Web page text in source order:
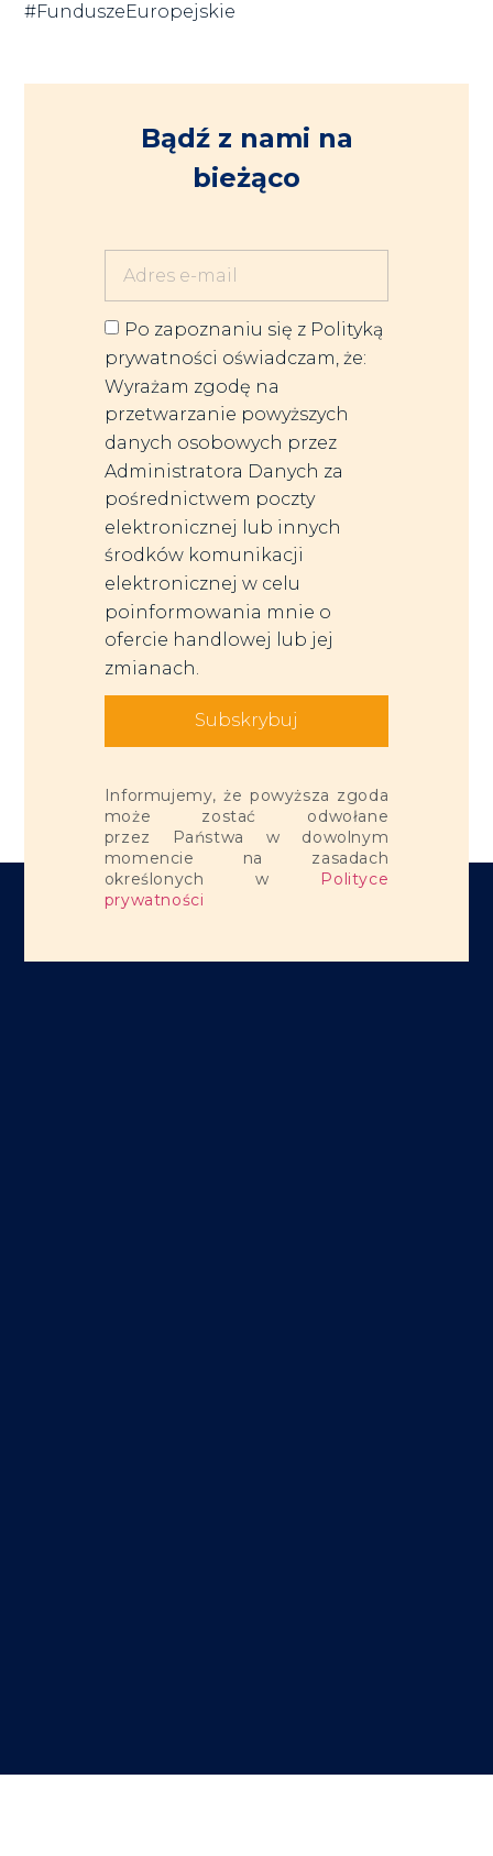
#FunduszeEuropejskie
Bądź z nami na
bieżąco
Po zapoznaniu się z Polityką
prywatności oświadczam, że:
Wyrażam zgodę na
przetwarzanie powyższych
danych osobowych przez
Administratora Danych za
pośrednictwem poczty
elektronicznej lub innych
środków komunikacji
elektronicznej w celu
poinformowania mnie o
ofercie handlowej lub jej
zmianach.
Subskrybuj
Informujemy, że powyższa zgoda
może zostać odwołane
przez Państwa w dowolnym
momencie na zasadach
określonych w Polityce
prywatności